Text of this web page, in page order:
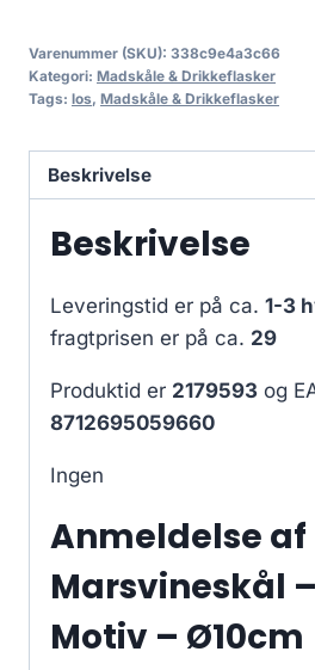
Varenummer (SKU): 338c9e4a3c66
Kategori: Madskåle & Drikkeflasker
Tags: los, Madskåle & Drikkeflasker
Beskrivelse
Beskrivelse
Leveringstid er på ca. 1-3
fragtprisen er på ca. 29
Produktid er 2179593 og
8712695059660
Ingen
Anmeldelse af
Marsvineskål
Motiv – Ø10cm